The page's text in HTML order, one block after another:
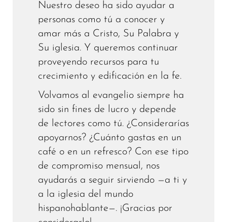
Nuestro deseo ha sido ayudar a
personas como tú a conocer y
amar más a Cristo, Su Palabra y
Su iglesia. Y queremos continuar
proveyendo recursos para tu
crecimiento y edificación en la fe.
Volvamos al evangelio siempre ha
sido sin fines de lucro y depende
de lectores como tú. ¿Considerarías
apoyarnos? ¿Cuánto gastas en un
café o en un refresco? Con ese tipo
de compromiso mensual, nos
ayudarás a seguir sirviendo —a ti y
a la iglesia del mundo
hispanohablante—. ¡Gracias por